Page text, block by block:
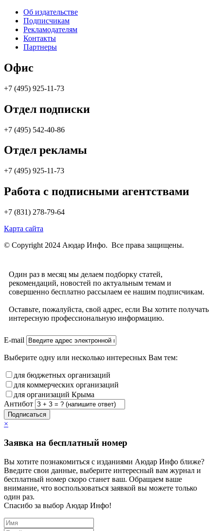
Об издательстве
Подписчикам
Рекламодателям
Контакты
Партнеры
Офис
+7 (495) 925-11-73
Отдел подписки
+7 (495) 542-40-86
Отдел рекламы
+7 (495) 925-11-73
Работа с подписными агентствами
+7 (831) 278-79-64
Карта сайта
© Copyright 2024 Аюдар Инфо. Все права защищены.
Один раз в месяц мы делаем подборку статей,
рекомендаций, новостей по актуальным темам и
совершенно бесплатно рассылаем ее нашим подписчикам.
Оставьте, пожалуйста, свой адрес, если Вы хотите получать
интересную профессиональную информацию.
E-mail
Выберите одну или несколько интересных Вам тем:
для бюджетных организаций
для коммерческих организаций
для организаций Крыма
Антибот
Подписаться
×
Заявка на бесплатный номер
Вы хотите познакомиться с изданиями Аюдар Инфо ближе?
Введите свои данные, выберите интересный вам журнал и
бесплатный номер скоро станет ваш. Обращаем ваше
внимание, что воспользоваться заявкой вы можете только
один раз.
Спасибо за выбор Аюдар Инфо!